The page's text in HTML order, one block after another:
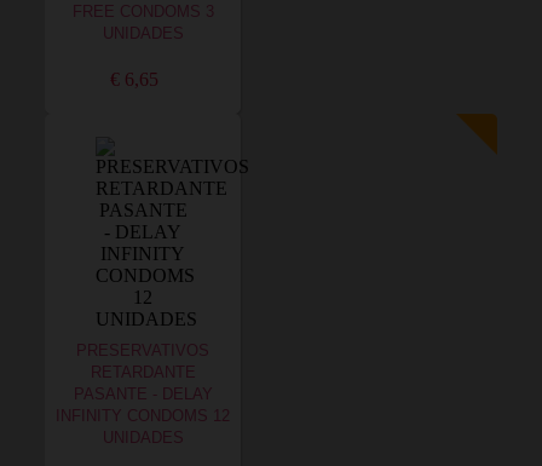
FREE CONDOMS 3
UNIDADES
€ 6,65
PRESERVATIVOS
RETARDANTE
PASANTE - DELAY
INFINITY CONDOMS 12
UNIDADES